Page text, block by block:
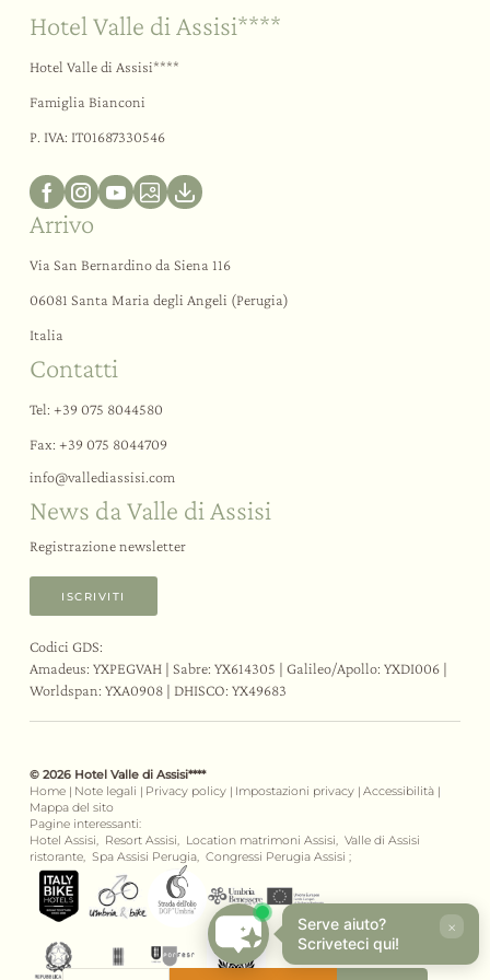
Hotel Valle di Assisi****
Hotel Valle di Assisi****
Famiglia Bianconi
P. IVA: IT01687330546
Arrivo
Via San Bernardino da Siena 116
06081 Santa Maria degli Angeli (Perugia)
Italia
Contatti
Tel:+39 075 8044580
Fax: +39 075 8044709
info@vallediassisi.com
News da Valle di Assisi
Registrazione newsletter
ISCRIVITI
Codici GDS:
Amadeus: YXPEGVAH | Sabre: YX614305 | Galileo/Apollo: YXDI006 |
Worldspan: YXA0908 | DHISCO: YX49683
© 2026 Hotel Valle di Assisi****
Home | Note legali | Privacy policy | Impostazioni privacy | Accessibilità |
Mappa del sito
Pagine interessanti:
Hotel Assisi, Resort Assisi, Location matrimoni Assisi, Valle di Assisi
ristorante, Spa Assisi Perugia, Congressi Perugia Assisi ;
Serve aiuto?
Scriveteci qui!
×